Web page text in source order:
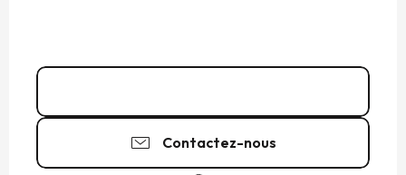
Contactez-nous